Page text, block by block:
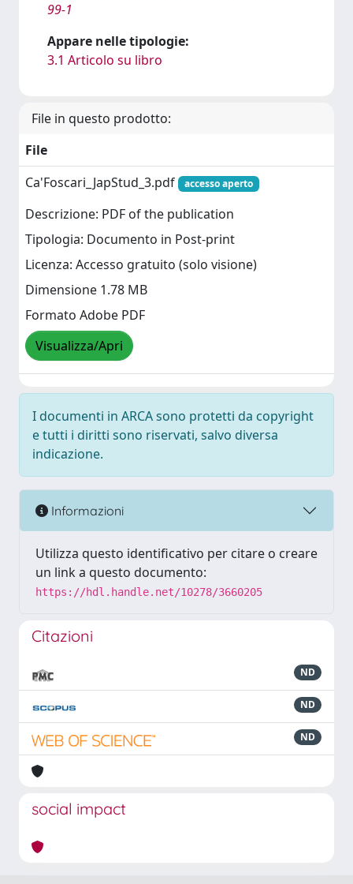
99-1
Appare nelle tipologie:
3.1 Articolo su libro
File in questo prodotto:
File
Ca'Foscari_JapStud_3.pdf
accesso aperto
Descrizione: PDF of the publication
Tipologia: Documento in Post-print
Licenza: Accesso gratuito (solo visione)
Dimensione 1.78 MB
Formato Adobe PDF
Visualizza/Apri
I documenti in ARCA sono protetti da copyright
e tutti i diritti sono riservati, salvo diversa
indicazione.
Informazioni
Utilizza questo identificativo per citare o creare
un link a questo documento:
https://hdl.handle.net/10278/3660205
Citazioni
ND
ND
ND
social impact